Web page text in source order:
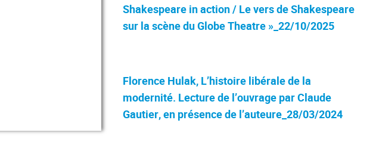
Shakespeare in action / Le vers de Shakespeare
sur la scène du Globe Theatre »_22/10/2025
Florence Hulak, L’histoire libérale de la
modernité. Lecture de l’ouvrage par Claude
Gautier, en présence de l’auteure_28/03/2024